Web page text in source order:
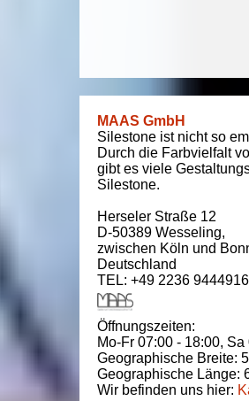
MAAS GmbH
Silestone ist nicht so
Durch die Farbvielfalt
gibt es viele
Silestone.
Herseler Straße 12
D-50389 Wesseling,
zwischen Köln und
Deutschland
TEL: +49 2236 9444916
Öffnungszeiten:
Mo-Fr 07:00 - 18:00, Sa
Geographische Breite:
Geographische Länge:
Wir befinden uns hier: